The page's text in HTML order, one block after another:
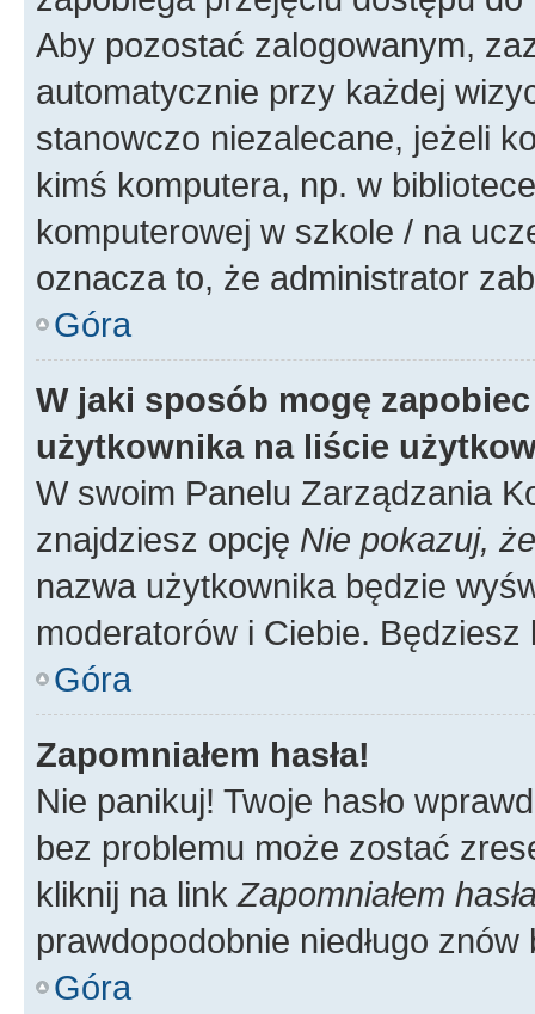
Aby pozostać zalogowanym,
automatycznie przy każdej
stanowczo niezalecane, jeżeli
kimś komputera, np. w
komputerowej w szkole / na
oznacza to, że administrator
Góra
W jaki sposób mogę
użytkownika na liście
W swoim Panelu Zarządzania
znajdziesz opcję Nie pokazuj,
nazwa użytkownika będzie
moderatorów i Ciebie.
Góra
Zapomniałem hasła!
Nie panikuj! Twoje hasło
bez problemu może zostać
kliknij na link Zapomniałem
prawdopodobnie niedługo
Góra